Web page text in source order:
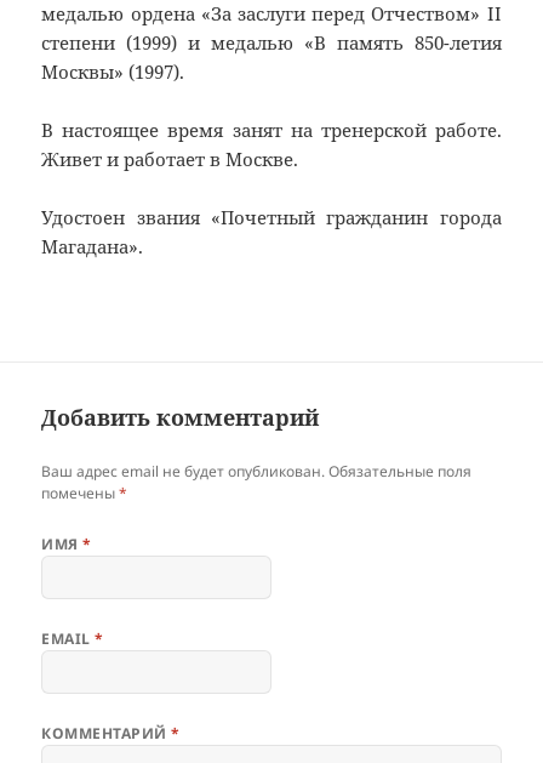
медалью ордена «За заслуги перед Отчеством» II
степени (1999) и медалью «В память 850-летия
Москвы» (1997).
В настоящее время занят на тренерской работе.
Живет и работает в Москве.
Удостоен звания «Почетный гражданин города
Магадана».
Добавить комментарий
Ваш адрес email не будет опубликован. Обязательные поля
помечены*
ИМЯ*
EMAIL*
КОММЕНТАРИЙ*